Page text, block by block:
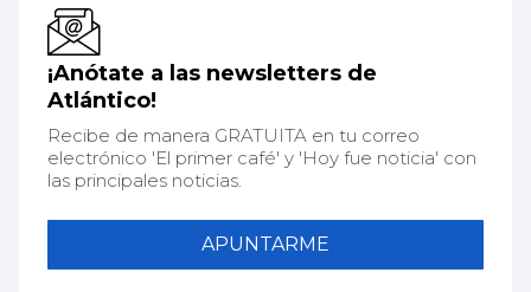
¡Anótate a las newsletters de
Atlántico!
Recibe de manera GRATUITA en tu correo
electrónico 'El primer café' y 'Hoy fue noticia' con
las principales noticias.
APUNTARME